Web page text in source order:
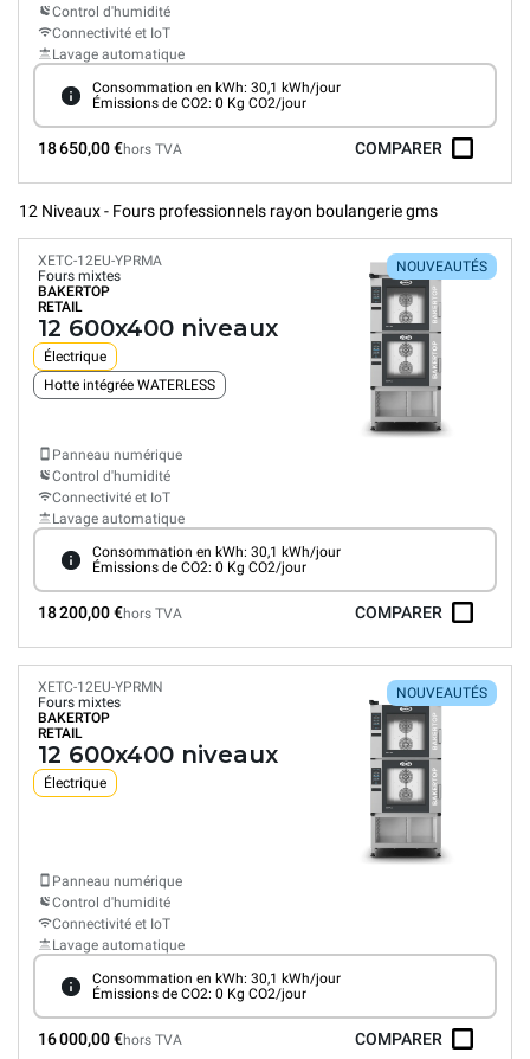
Control d'humidité
Connectivité et IoT
Lavage automatique
Consommation en kWh: 30,1 kWh/jour
Émissions de CO2: 0 Kg CO2/jour
18 650,00 €hors TVA COMPARER
12 Niveaux - Fours professionnels rayon boulangerie gms
NOUVEAUTÉS
XETC-12EU-YPRMA
Fours mixtes
BAKERTOP
RETAIL
12 600x400 niveaux
Électrique
Hotte intégrée WATERLESS
Panneau numérique
Control d'humidité
Connectivité et IoT
Lavage automatique
Consommation en kWh: 30,1 kWh/jour
Émissions de CO2: 0 Kg CO2/jour
18 200,00 €hors TVA COMPARER
NOUVEAUTÉS
XETC-12EU-YPRMN
Fours mixtes
BAKERTOP
RETAIL
12 600x400 niveaux
Électrique
Panneau numérique
Control d'humidité
Connectivité et IoT
Lavage automatique
Consommation en kWh: 30,1 kWh/jour
Émissions de CO2: 0 Kg CO2/jour
16 000,00 €hors TVA COMPARER